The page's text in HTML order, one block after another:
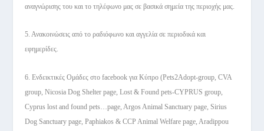
αναγνώρισης του και το τηλέφωνο μας σε βασικά σημεία της περιοχής μας.
5. Ανακοινώσεις από το ραδιόφωνο και αγγελία σε περιοδικά και
εφημερίδες.
6. Ενδεικτικές Ομάδες στο facebook για Κύπρο (Pets2Adopt-group, CVA
group, Nicosia Dog Shelter page, Lost & Found pets-CYPRUS group,
Cyprus lost and found pets…page, Argos Animal Sanctuary page, Sirius
Dog Sanctuary page, Paphiakos & CCP Animal Welfare page, Aradippou